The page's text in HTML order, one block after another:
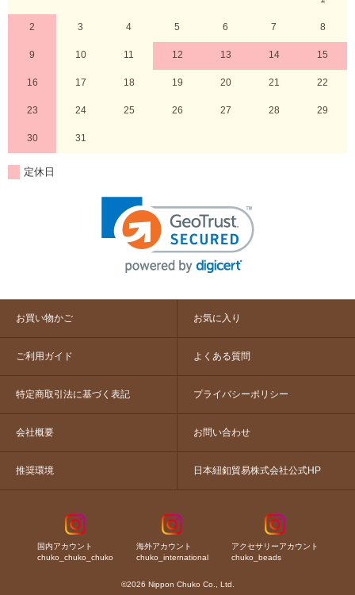
2 3 4 5 6 7 8
9 10 11 12 13 14 15
16 17 18 19 20 21 22
23 24 25 26 27 28 29
30 31
定休日
お買い物かご お気に入り
ご利用ガイド よくある質問
特定商取引法に基づく表記 プライバシーポリシー
会社概要 お問い合わせ
推奨環境 日本紐釦貿易株式会社公式HP
国内アカウント
chuko_chuko_chuko
海外アカウント
chuko_international
アクセサリーアカウント
chuko_beads
©2026 Nippon Chuko Co., Ltd.